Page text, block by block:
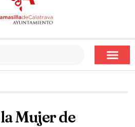
Mujer de